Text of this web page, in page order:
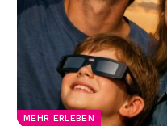
MEHR ERLEBEN